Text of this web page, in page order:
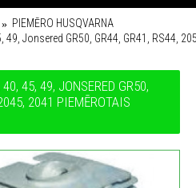
PIEMĒRO HUSQVARNA
49, Jonsered GR50, GR44, GR41, RS44,
45, 49, JONSERED GR50,
2041 PIEMĒROTAIS